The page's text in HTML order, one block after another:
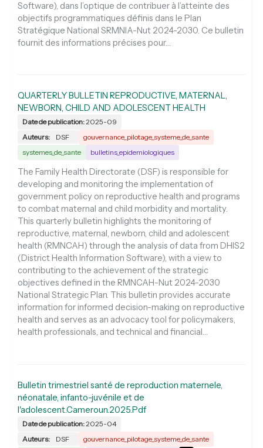
Software), dans l’optique de contribuer à l’atteinte des
objectifs programmatiques définis dans le Plan
Stratégique National SRMNIA-Nut 2024-2030. Ce bulletin
fournit des informations précises pour…
QUARTERLY BULLETIN REPRODUCTIVE, MATERNAL,
NEWBORN, CHILD AND ADOLESCENT HEALTH
Date de publication:2025-09
Auteurs:
DSF
gouvernance_pilotage_systeme_de_sante
systemes_de_sante
bulletins_epidemiologiques
The Family Health Directorate (DSF) is responsible for
developing and monitoring the implementation of
government policy on reproductive health and programs
to combat maternal and child morbidity and mortality.
This quarterly bulletin highlights the monitoring of
reproductive, maternal, newborn, child and adolescent
health (RMNCAH) through the analysis of data from DHIS2
(District Health Information Software), with a view to
contributing to the achievement of the strategic
objectives defined in the RMNCAH-Nut 2024-2030
National Strategic Plan. This bulletin provides accurate
information for informed decision-making on reproductive
health and serves as an advocacy tool for policymakers,
health professionals, and technical and financial…
Bulletin trimestriel santé de reproduction maternele,
néonatale, infanto-juvénile et de
l'adolescent.Cameroun.2025.Pdf
Date de publication:2025-04
Auteurs:
DSF
gouvernance_pilotage_systeme_de_sante